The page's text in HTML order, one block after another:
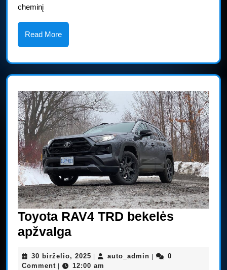
cheminį
Read MoreRead
More
Toyota RAV4 TRD bekelės
apžvalgaToyota
TRD
30 birželio, 2025 30
birželio,
auto_admin auto_admin
0
Comment
12:00 am